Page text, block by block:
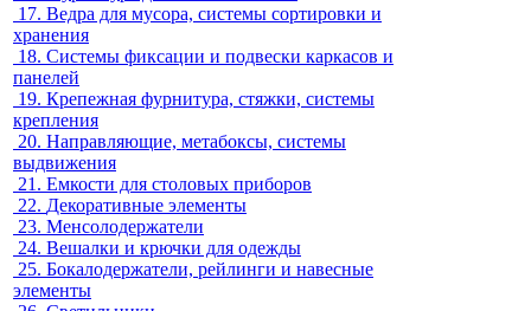
17. Ведра для мусора, системы сортировки и
хранения
18. Системы фиксации и подвески каркасов и
панелей
19. Крепежная фурнитура, стяжки, системы
крепления
20. Направляющие, метабоксы, системы
выдвижения
21. Емкости для столовых приборов
22. Декоративные элементы
23. Менсолодержатели
24. Вешалки и крючки для одежды
25. Бокалодержатели, рейлинги и навесные
элементы